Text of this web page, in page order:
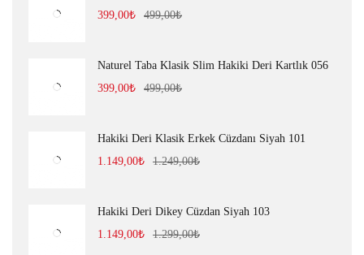
499,00₺
399,00₺
Naturel Taba Klasik Slim Hakiki Deri Kartlık 056
499,00₺
399,00₺
Hakiki Deri Klasik Erkek Cüzdanı Siyah 101
1.249,00₺
1.149,00₺
Hakiki Deri Dikey Cüzdan Siyah 103
1.299,00₺
1.149,00₺